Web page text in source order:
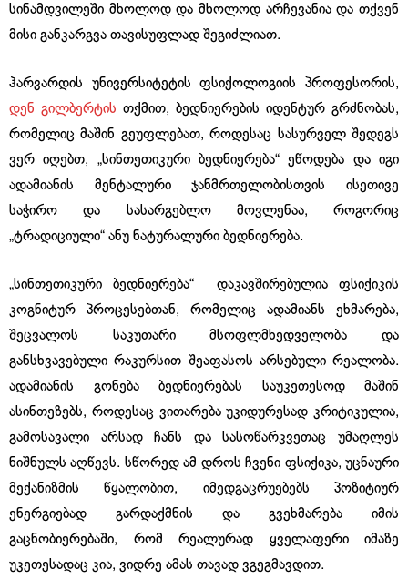
სინამდვილეში მხოლოდ და მხოლოდ არჩევანია და თქვენ
მისი განკარგვა თავისუფლად შეგიძლიათ.
ჰარვარდის უნივერსიტეტის ფსიქოლოგიის პროფესორის,
დენ გილბერტის თქმით, ბედნიერების იდენტურ გრძნობას,
რომელიც მაშინ გეუფლებათ, როდესაც სასურველ შედეგს
ვერ იღებთ, „სინთეთიკური ბედნიერება“ ეწოდება და იგი
ადამიანის მენტალური ჯანმრთელობისთვის ისეთივე
საჭირო და სასარგებლო მოვლენაა, როგორიც
„ტრადიციული“ ანუ ნატურალური ბედნიერება.
„სინთეთიკური ბედნიერება“ დაკავშირებულია ფსიქიკის
კოგნიტურ პროცესებთან, რომელიც ადამიანს ეხმარება,
შეცვალოს საკუთარი მსოფლმხედველობა და
განსხვავებული რაკურსით შეაფასოს არსებული რეალობა.
ადამიანის გონება ბედნიერებას საუკეთესოდ მაშინ
ასინთეზებს, როდესაც ვითარება უკიდურესად კრიტიკულია,
გამოსავალი არსად ჩანს და სასოწარკვეთაც უმაღლეს
ნიშნულს აღწევს. სწორედ ამ დროს ჩვენი ფსიქიკა, უცნაური
მექანიზმის წყალობით, იმედგაცრუებებს პოზიტიურ
ენერგიებად გარდაქმნის და გვეხმარება იმის
გაცნობიერებაში, რომ რეალურად ყველაფერი იმაზე
უკეთესადაც კია, ვიდრე ამას თავად ვგეგმავდით.